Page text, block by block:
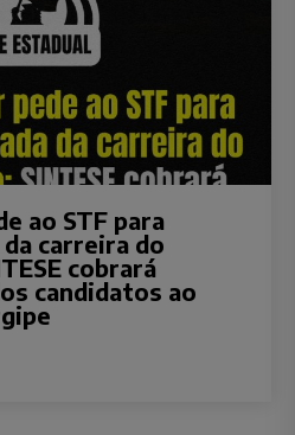
ao STF para
carreira do
cobrará
candidatos ao